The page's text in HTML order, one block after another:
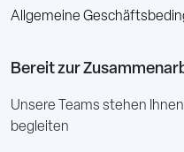
Allgemeine
Bereit zur
Unsere Teams stehen
begleiten